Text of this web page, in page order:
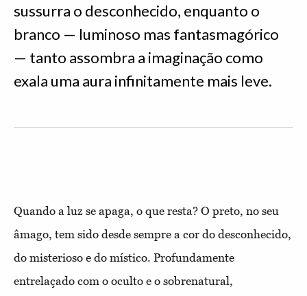
sussurra o desconhecido, enquanto o
branco — luminoso mas fantasmagórico
— tanto assombra a imaginação como
exala uma aura infinitamente mais leve.
Quando a luz se apaga, o que resta? O preto, no seu
âmago, tem sido desde sempre a cor do desconhecido,
do misterioso e do místico. Profundamente
entrelaçado com o oculto e o sobrenatural,